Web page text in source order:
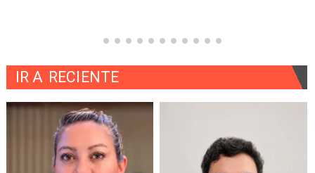
IR A RECIENTE